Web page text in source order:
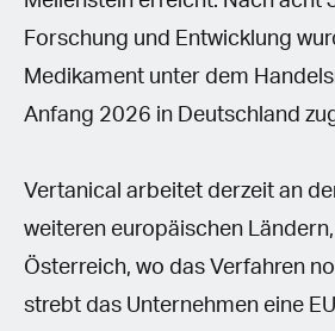
Forschung und Entwicklung
Medikament unter dem
Anfang 2026 in Deutschland
Vertanical arbeitet derzeit an
weiteren europäischen
Österreich, wo das Verfahren
strebt das Unternehmen eine